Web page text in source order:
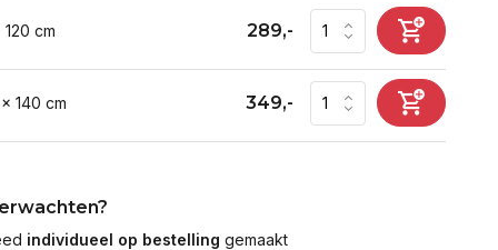
cm 289,-
140 cm 349,-
individueel op bestelling gemaakt